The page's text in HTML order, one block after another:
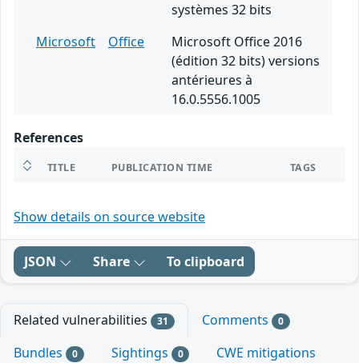
systèmes 32 bits
Microsoft
Office
Microsoft Office 2016
(édition 32 bits) versions
antérieures à
16.0.5556.1005
References
TITLE PUBLICATION TIME TAGS
Show details on source website
JSON Share To clipboard
Related vulnerabilities 31 Comments 0
Bundles 0 Sightings 0
CWE mitigations